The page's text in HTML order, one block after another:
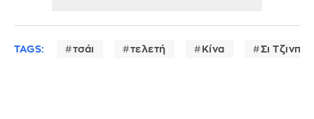
TAGS: τσάι τελετή Κίνα Σι